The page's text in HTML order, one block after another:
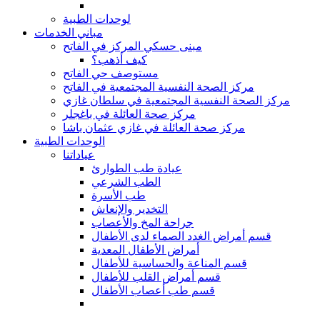
لوحدات الطبية
مباني الخدمات
مبنى حسكي المركز في الفاتح
كيف أذهب؟
مستوصف حي الفاتح
مركز الصحة النفسية المجتمعية في الفاتح
مركز الصحة النفسية المجتمعية في سلطان غازي
مركز صحة العائلة في باغجلر
مركز صحة العائلة في غازي عثمان باشا
الوحدات الطبية
عياداتنا
عيادة طب الطوارئ
الطب الشرعي
طب الأسرة
التخدير والإنعاش
جراحة المخ والأعصاب
قسم أمراض الغدد الصماء لدى الأطفال
أمراض الأطفال المعدية
قسم المناعة والحساسية للأطفال
قسم أمراض القلب للأطفال
قسم طب أعصاب الأطفال